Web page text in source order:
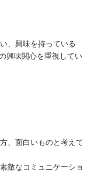
、興味を持っている
興味関心を重視してい
、面白いものと考えて
敵なコミュニケーショ